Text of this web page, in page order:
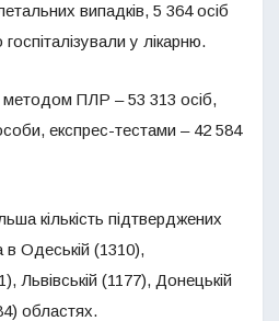
випадків, 5 364 осіб
у лікарню.
ПЛР – 53 313 осіб,
експрес-тестами – 42 584
кількість підтверджених
в Одеській (1310),
Львівській (1177), Донецькій
областях.